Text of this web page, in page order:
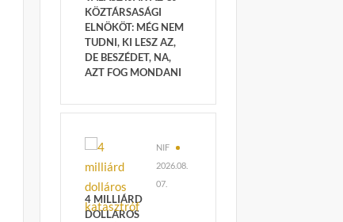
KÖZTÁRSASÁGI
ELNÖKÖT: MÉG NEM
TUDNI, KI LESZ AZ,
DE BESZÉDET, NA,
AZT FOG MONDANI
NIF
2026.08.
07.
4 MILLIÁRD
DOLLÁROS